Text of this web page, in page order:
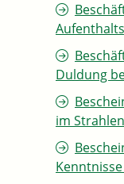
Duldung
im